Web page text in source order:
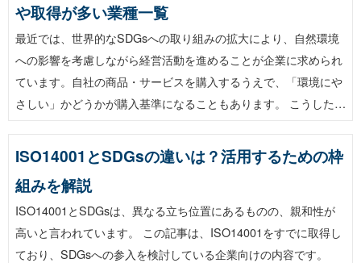
や取得が多い業種一覧
最近では、世界的なSDGsへの取り組みの拡大により、自然環境
への影響を考慮しながら経営活動を進めることが企業に求められ
ています。自社の商品・サービスを購入するうえで、「環境にや
さしい」かどうかが購入基準になることもあります。 こうした…
ISO14001とSDGsの違いは？活用するための枠
組みを解説
ISO14001とSDGsは、異なる立ち位置にあるものの、親和性が
高いと言われています。 この記事は、ISO14001をすでに取得し
ており、SDGsへの参入を検討している企業向けの内容です。